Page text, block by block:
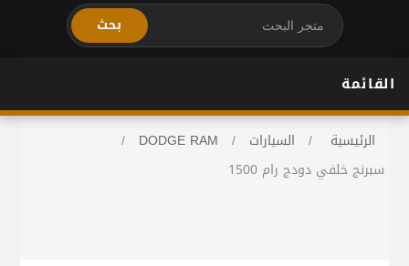
بحث
القائمة
الرئيسية / السيارات /
DODGE RAM
/
سبرنج خلفي دودج رام 1500